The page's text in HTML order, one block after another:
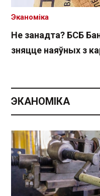
Не занадта? БСБ
зняцце наяўных з
Эканоміка
ЭКАНОМІКА